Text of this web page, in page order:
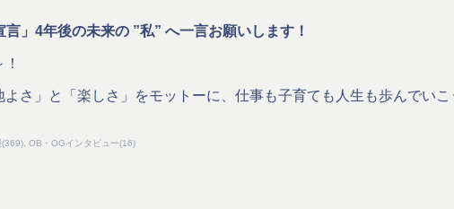
」4年後の未来の ”私” へ一言お願いします！
よさ」と「楽しさ」をモットーに、仕事も子育ても人生も歩んでいこ
(369) OB・OGインタビュー(16)